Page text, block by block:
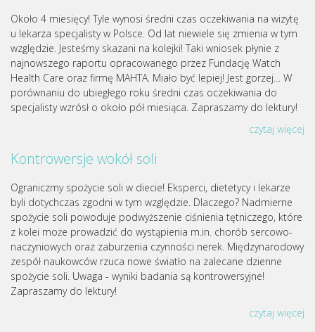
Około 4 miesięcy! Tyle wynosi średni czas oczekiwania na wizytę
u lekarza specjalisty w Polsce. Od lat niewiele się zmienia w tym
względzie. Jesteśmy skazani na kolejki! Taki wniosek płynie z
najnowszego raportu opracowanego przez Fundację Watch
Health Care oraz firmę MAHTA. Miało być lepiej! Jest gorzej… W
porównaniu do ubiegłego roku średni czas oczekiwania do
specjalisty wzrósł o około pół miesiąca. Zapraszamy do lektury!
czytaj więcej
Kontrowersje wokół soli
Ograniczmy spożycie soli w diecie! Eksperci, dietetycy i lekarze
byli dotychczas zgodni w tym względzie. Dlaczego? Nadmierne
spożycie soli powoduje podwyższenie ciśnienia tętniczego, które
z kolei może prowadzić do wystąpienia m.in. chorób sercowo-
naczyniowych oraz zaburzenia czynności nerek. Międzynarodowy
zespół naukowców rzuca nowe światło na zalecane dzienne
spożycie soli. Uwaga - wyniki badania są kontrowersyjne!
Zapraszamy do lektury!
czytaj więcej